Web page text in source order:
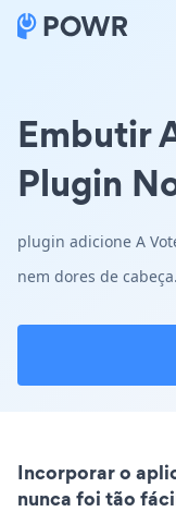
Embutir
Plugin
plugin adicione A
nem dores de cabeça.
Incorporar o
nunca foi tão